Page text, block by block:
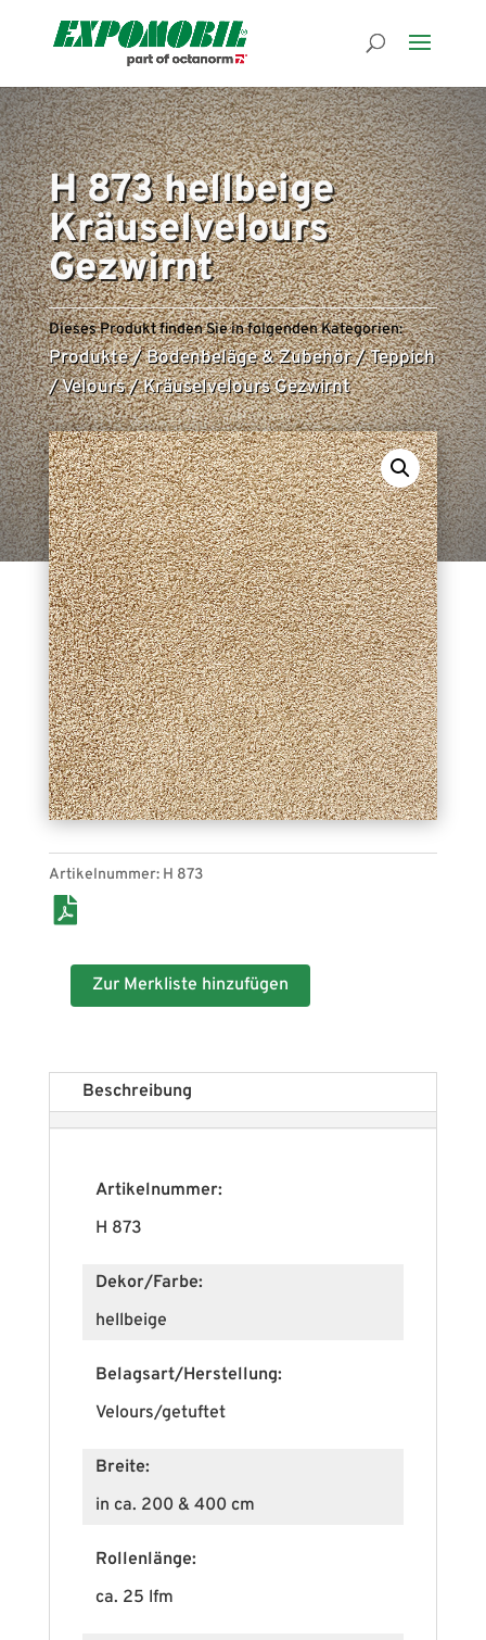
H 873 hellbeige
Kräuselvelours
Gezwirnt
Dieses Produkt finden Sie in folgenden Kategorien:
Produkte/Bodenbeläge & Zubehör/Teppich
/Velours/Kräuselvelours Gezwirnt
Artikelnummer: H 873
Zur Merkliste hinzufügen
Beschreibung
Artikelnummer:
H 873
Dekor/Farbe:
hellbeige
Belagsart/Herstellung:
Velours/getuftet
Breite:
in ca. 200 & 400 cm
Rollenlänge:
ca. 25 lfm